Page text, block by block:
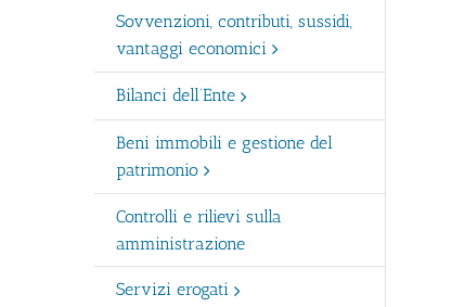
Sovvenzioni, contributi, sussidi,
vantaggi economici
Bilanci dell’Ente
Beni immobili e gestione del
patrimonio
Controlli e rilievi sulla
amministrazione
Servizi erogati